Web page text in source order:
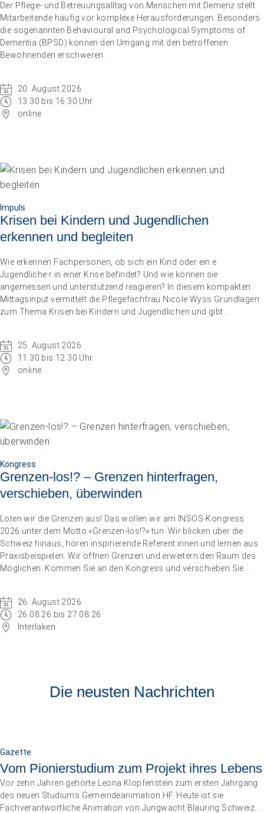
Impuls
Umgang mit verhaltensbezogenen und psychologischen
20.08.2026 online
Der Pflege- und Betreuungsalltag von Menschen mit Demenz stellt
Mitarbeitende häufig vor komplexe Herausforderungen. Besonders
die sogenannten Behavioural and Psychological Symptoms of
Dementia (BPSD) können den Umgang mit den betroffenen
Bewohnenden erschweren.
20. August 2026
13.30 bis 16.30 Uhr
online
Impuls
Krisen bei Kindern und Jugendlichen
erkennen und begleiten
Wie erkennen Fachpersonen, ob sich ein Kind oder ein:e
Jugendliche:r in einer Krise befindet? Und wie können sie
angemessen und unterstützend reagieren? In diesem kompakten
Mittagsinput vermittelt die Pflegefachfrau Nicole Wyss Grundlagen
zum Thema Krisen bei Kindern und Jugendlichen und gibt
25. August 2026
11.30 bis 12.30 Uhr
online
Kongress
Grenzen-los!? – Grenzen hinterfragen,
verschieben, überwinden
Loten wir die Grenzen aus! Das wollen wir am INSOS-Kongress
2026 unter dem Motto «Grenzen-los!?» tun. Wir blicken über die
Schweiz hinaus, hören inspirierende Referent:innen und lernen aus
Praxisbeispielen. Wir öffnen Grenzen und erweitern den Raum des
Möglichen. Kommen Sie an den Kongress und verschieben Sie
26. August 2026
26.08.26 bis 27.08.26
Interlaken
Die neusten Nachrichten
Gazette
Vom Pionierstudium zum Projekt ihres Lebens
Vor zehn Jahren gehörte Leona Klopfenstein zum ersten Jahrgang
des neuen Studiums Gemeindeanimation HF. Heute ist sie
Fachverantwortliche Animation von Jungwacht Blauring Schweiz.